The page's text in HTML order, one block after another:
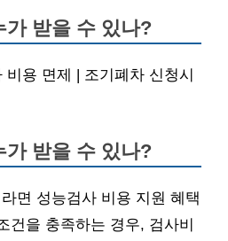
가 받을 수 있나?
비용 면제 | 조기폐차 신청시
가 받을 수 있나?
면 성능검사 비용 지원 혜택
건을 충족하는 경우, 검사비